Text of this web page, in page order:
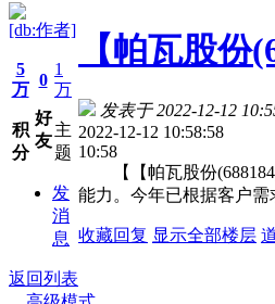
[db:作者]
5
万
积
分
0
好
友
1
万
主
题
发
消
息
【帕瓦股
发表于 2022-12-12
2022-12-12 10:58:58
10:58
【【帕瓦股份(688184)
能力。今年已根据客户需
收藏回复 显示全部楼层
返回列表